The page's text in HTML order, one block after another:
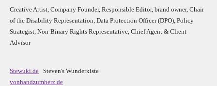
Creative Artist, Company Founder, Responsible Editor, brand owner, Chair
of the Disability Representation, Data Protection Officer (DPO), Policy
Strategist, Non-Binary Rights Representative, Chief Agent & Client
Advisor
Stewuki.de Steven's Wunderkiste
vonhandzumherz.de